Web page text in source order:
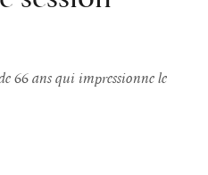
66 ans qui impressionne le